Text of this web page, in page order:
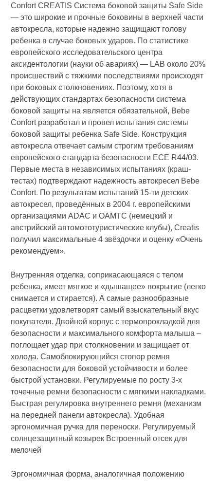
Confort CREATIS Система боковой защиты Safe Side
— это широкие и прочные боковины в верхней части
автокресла, которые надежно защищают голову
ребенка в случае боковых ударов. По статистике
европейского исследовательского центра
аксидентологии (науки об авариях) — LAB около 20%
проиcшествий с тяжкими последствиями происходят
при боковых столкновениях. Поэтому, хотя в
действующих стандартах безопасности система
боковой защиты на является обязательной, Bebe
Confort разработал и провел испытания системы
боковой защиты ребенка Safe Side. Конструкция
автокресла отвечает самым строгим требованиям
европейского стандарта безопасности ECE R44/03.
Первые места в независимых испытаниях (краш-
тестах) подтверждают надежность автокресел Bebe
Confort. По результатам испытаний 15-ти детских
автокресел, проведённых в 2004 г. европейскими
организациями ADAC и OAMTC (немецкий и
австрийский автомототуристические клубы), Creatis
получил максимальные 4 звёздочки и оценку «Очень
рекомендуем».
Внутренняя отделка, соприкасающаяся с телом
ребенка, имеет мягкое и «дышащее» покрытие (легко
снимается и стирается). А самые разнообразные
расцветки удовлетворят самый взыскательный вкус
покупателя. Двойной корпус с термопрокладкой для
безопасности и максимального комфорта малыша –
поглощает удар при столкновении и защищает от
холода. Самоблокирующийся стопор ремня
безопасности для боковой устойчивости и более
быстрой установки. Регулируемые по росту 3-х
точечные ремни безопасности с мягкими накладками.
Быстрая регулировка внутреннего ремня (механизм
на передней панели автокресла). Удобная
эргономичная ручка для переноски. Регулируемый
солнцезащитный козырек Встроенный отсек для
мелочей
Эргономичная форма, аналогичная положению